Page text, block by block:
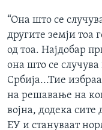
“Она што се
другите земји тоа
од тоа. Најдобар
она што се
Србија...Тие
на решавање на
војна, додека сите
ЕУ и стануваат